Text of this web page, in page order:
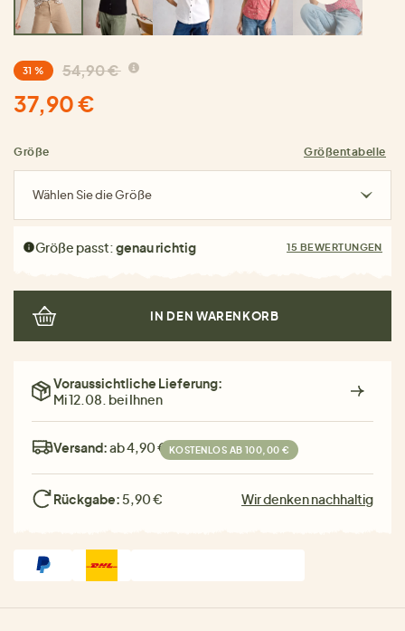
31 % 54,90 €
37,90 €
Größe Größentabelle
Wählen Sie die Größe
Größe passt:genau richtig 15 BEWERTUNGEN
IN DEN WARENKORB
Voraussichtliche Lieferung:
Mi 12.08. bei Ihnen
Versand:ab 4,90 € KOSTENLOS AB 100,00 €
Rückgabe: 5,90 € Wir denken nachhaltig